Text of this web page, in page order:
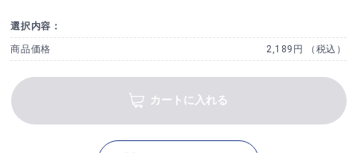
選択内容：
商品価格 2,189円 （税込）
カートに入れる